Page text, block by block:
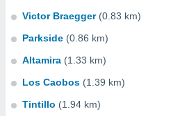
Victor Braegger (0.83 km)
Parkside (0.86 km)
Altamira (1.33 km)
Los Caobos (1.39 km)
Tintillo (1.94 km)